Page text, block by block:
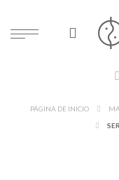
PÁGINA DE INICIO